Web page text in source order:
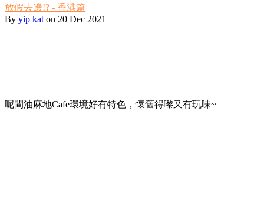
放假去邊!? - 香港篇
By yip kat on 20 Dec 2021
呢間油麻地Cafe環境好有特色，懷舊得嚟又有玩味~